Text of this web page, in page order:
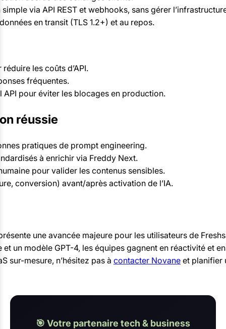
via API REST et webhooks, sans gérer
en transit (TLS 1.2+) et au repos.
les coûts d’API.
fréquentes.
pour éviter les blocages en production.
réussie
pratiques de prompt engineering.
à enrichir via Freddy Next.
pour valider les contenus sensibles.
conversion) avant/après activation de l’IA.
une avancée majeure pour les utilisateurs de
et un modèle GPT-4, les équipes gagnent en réactivité et
sur-mesure, n’hésitez pas à contacter Novane et planifier
🎯 Votre partenaire tech & business